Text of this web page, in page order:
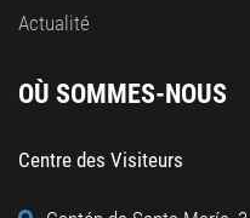
Actualité
OÙ SOMMES-NOUS
Centre des Visiteurs